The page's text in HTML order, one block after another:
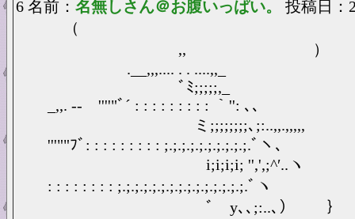
6 名前： 名無しさん＠お腹いっぱい。 投稿日：
（
,, ）
.__,,,.... . . ....,,_
ﾞﾐ
_,,. -‐ ''''"ﾞ´ : : : : : : : : : ｀'': ､、
ミ;;;;;;;;､
'''""ﾌﾞ: : : : : : : : : ;.;.;.;.;.;.;.;.;.;.ﾞヽ、
i;i;i;i; '',',;^′..
: : : : : : : : ;.;.;.;.;.;.;.;.;.;.;.;.;.;.;.ﾞヽ
ﾞゞy､､;:..､